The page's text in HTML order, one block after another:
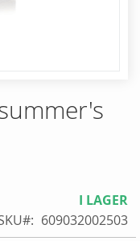
I LAGER
609032002503